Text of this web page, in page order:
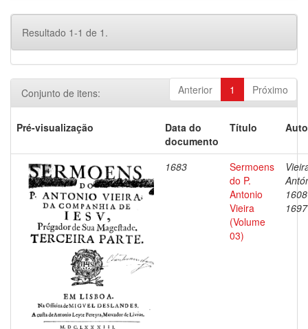
Resultado 1-1 de 1.
Anterior 1 Próximo
Conjunto de itens:
Pré-visualização
Data do
documento
Título
1683
Sermoens
do P.
Antonio
Vieira
(Volume
03)
1697